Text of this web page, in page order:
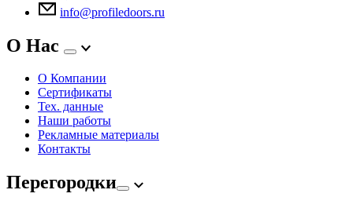
info@profiledoors.ru
О Нас
О Компании
Сертификаты
Тех. данные
Наши работы
Рекламные материалы
Контакты
Перегородки